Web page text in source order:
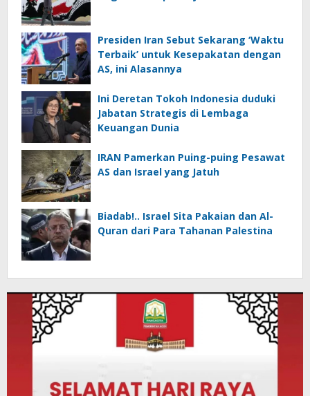
Presiden Iran Sebut Sekarang ‘Waktu
Terbaik’ untuk Kesepakatan dengan
AS, ini Alasannya
Ini Deretan Tokoh Indonesia duduki
Jabatan Strategis di Lembaga
Keuangan Dunia
IRAN Pamerkan Puing-puing Pesawat
AS dan Israel yang Jatuh
Biadab!.. Israel Sita Pakaian dan Al-
Quran dari Para Tahanan Palestina